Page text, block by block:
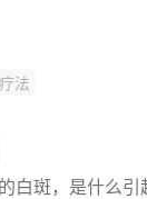
法
白斑，是什么引